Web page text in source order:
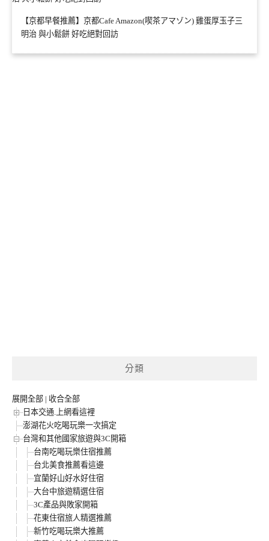
【京都早餐推薦】京都Cafe Amazon(喫茶アマゾン) 雞蛋厚玉子三
明治 與小鬆餅 好吃絕對回訪
分類
展開全部 | 收合全部
日本交通.上網看這裡
澎湖花火吃喝玩樂一次搞定
台灣和其他國家旅遊與3C開箱
台南吃喝玩樂住宿推薦
台北美食推薦看這邊
宜蘭好山好水好住宿
大台中旅遊精選住宿
3C產品與敗家開箱
花東住宿旅人精選推薦
新竹吃喝玩樂大推薦